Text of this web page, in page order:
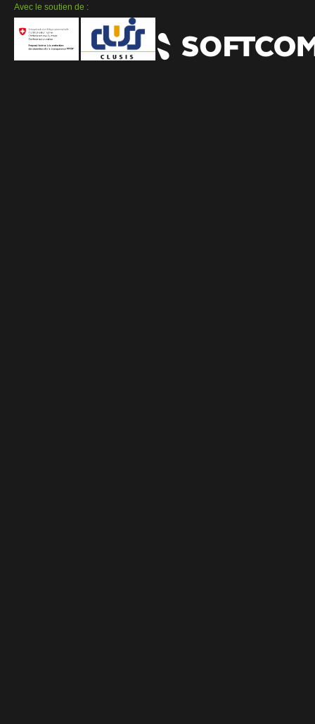
Avec le soutien de :